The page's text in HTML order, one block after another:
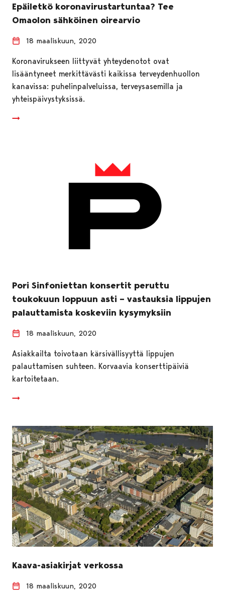
Epäiletkö koronavirustartuntaa? Tee
Omaolon sähköinen oirearvio
18 maaliskuun, 2020
Koronavirukseen liittyvät yhteydenotot ovat
lisääntyneet merkittävästi kaikissa terveydenhuollon
kanavissa: puhelinpalveluissa, terveysasemilla ja
yhteispäivystyksissä.
Pori Sinfoniettan konsertit peruttu
toukokuun loppuun asti – vastauksia lippujen
palauttamista koskeviin kysymyksiin
18 maaliskuun, 2020
Asiakkailta toivotaan kärsivällisyyttä lippujen
palauttamisen suhteen. Korvaavia konserttipäiviä
kartoitetaan.
Kaava-asiakirjat verkossa
18 maaliskuun, 2020